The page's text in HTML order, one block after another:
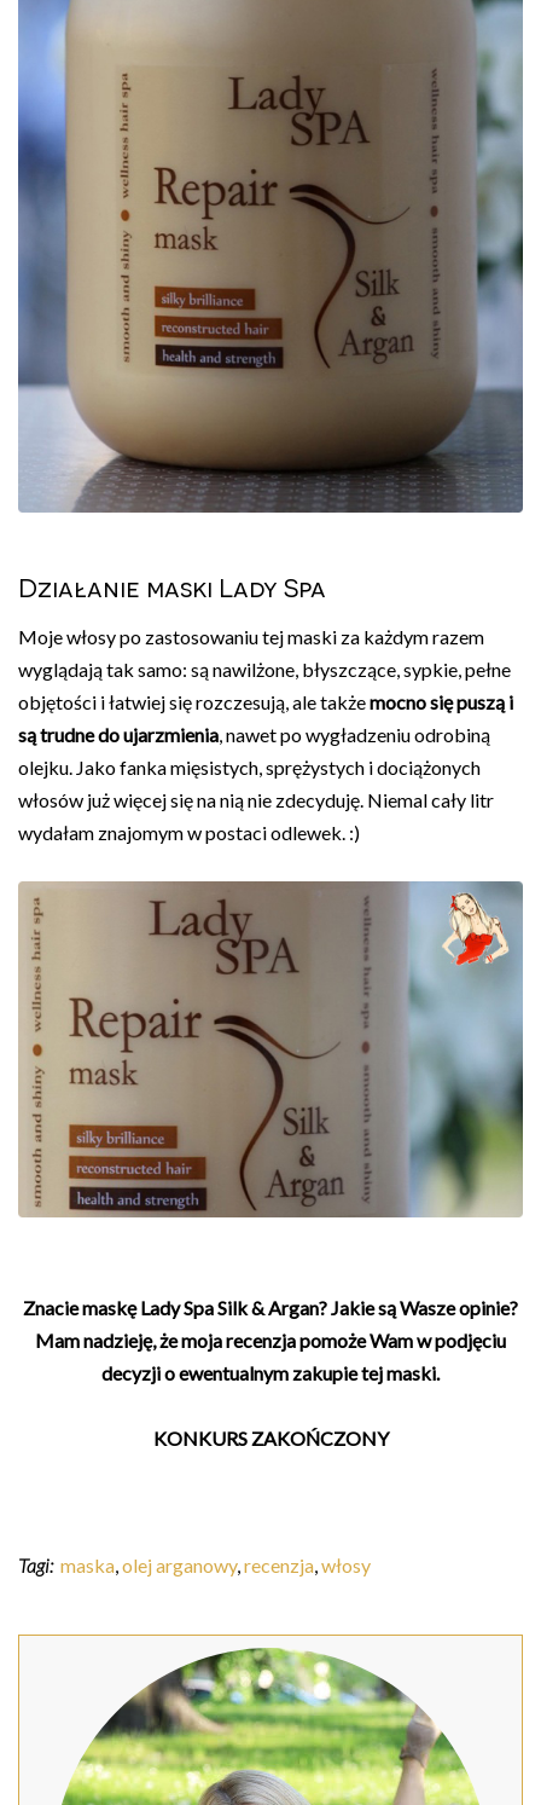
Działanie maski Lady Spa
Moje włosy po zastosowaniu tej maski za każdym razem
wyglądają tak samo: są nawilżone, błyszczące, sypkie, pełne
objętości i łatwiej się rozczesują, ale takżemocno się puszą i
są trudne do ujarzmienia , nawet po wygładzeniu odrobiną
olejku. Jako fanka mięsistych, sprężystych i dociążonych
włosów już więcej się na nią nie zdecyduję. Niemal cały litr
wydałam znajomym w postaci odlewek. :)
Znacie maskę Lady Spa Silk & Argan? Jakie są Wasze opinie?
Mam nadzieję, że moja recenzja pomoże Wam w podjęciu
decyzji o ewentualnym zakupie tej maski.
KONKURS ZAKOŃCZONY
Tagi: maska olej arganowy, recenzja włosy